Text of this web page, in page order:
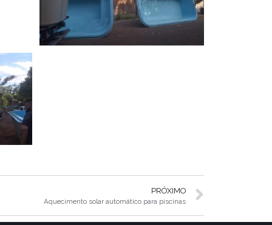
PRÓXIMO
Aquecimento solar automático para piscinas